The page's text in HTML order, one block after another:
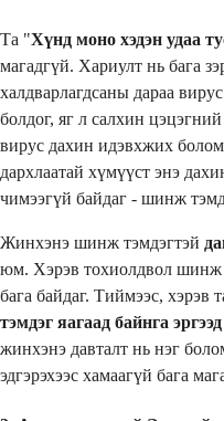
Та "Хүнд моно хэдэн удаа
магадгүй. Хариулт нь бага
халдварлагдсаны дараа
болдог, яг л салхин
вирус дахин идэвхжих
дархлаатай хүмүүст энэ
чимээгүй байдаг - шинж
Жинхэнэ шинж тэмдэгтэй
юм. Хэрэв тохиолдвол шинж
бага байдаг. Тиймээс, хэрэв
тэмдэг яагаад байнга
жинхэнэ давталт нь нэг
эдгэрэхээс хамаагүй бага